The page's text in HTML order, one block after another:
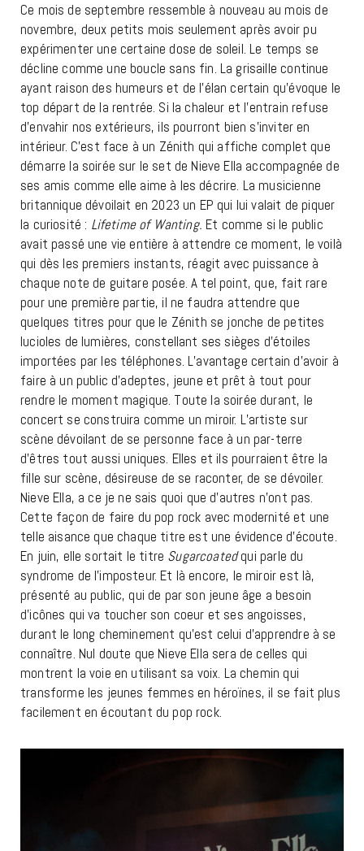
Ce mois de septembre ressemble à nouveau au mois de
novembre, deux petits mois seulement après avoir pu
expérimenter une certaine dose de soleil. Le temps se
décline comme une boucle sans fin. La grisaille continue
ayant raison des humeurs et de l’élan certain qu’évoque le
top départ de la rentrée. Si la chaleur et l’entrain refuse
d’envahir nos extérieurs, ils pourront bien s’inviter en
intérieur. C’est face à un Zénith qui affiche complet que
démarre la soirée sur le set de Nieve Ella accompagnée de
ses amis comme elle aime à les décrire. La musicienne
britannique dévoilait en 2023 un EP qui lui valait de piquer
la curiosité : Lifetime of Wanting. Et comme si le public
avait passé une vie entière à attendre ce moment, le voilà
qui dès les premiers instants, réagit avec puissance à
chaque note de guitare posée. A tel point, que, fait rare
pour une première partie, il ne faudra attendre que
quelques titres pour que le Zénith se jonche de petites
lucioles de lumières, constellant ses sièges d’étoiles
importées par les téléphones. L’avantage certain d’avoir à
faire à un public d’adeptes, jeune et prêt à tout pour
rendre le moment magique. Toute la soirée durant, le
concert se construira comme un miroir. L’artiste sur
scène dévoilant de se personne face à un par-terre
d’êtres tout aussi uniques. Elles et ils pourraient être la
fille sur scène, désireuse de se raconter, de se dévoiler.
Nieve Ella, a ce je ne sais quoi que d’autres n’ont pas.
Cette façon de faire du pop rock avec modernité et une
telle aisance que chaque titre est une évidence d’écoute.
En juin, elle sortait le titre Sugarcoatedqui parle du
syndrome de l’imposteur. Et là encore, le miroir est là,
présenté au public, qui de par son jeune âge a besoin
d’icônes qui va toucher son coeur et ses angoisses,
durant le long cheminement qu’est celui d’apprendre à se
connaître. Nul doute que Nieve Ella sera de celles qui
montrent la voie en utilisant sa voix. La chemin qui
transforme les jeunes femmes en héroïnes, il se fait plus
facilement en écoutant du pop rock.